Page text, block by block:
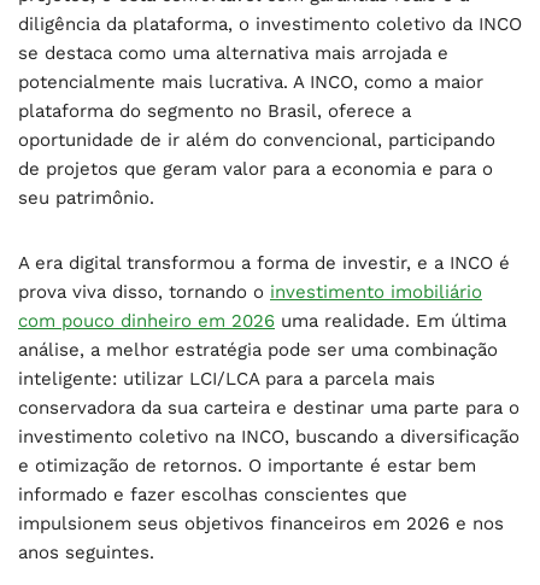
diligência da plataforma, o investimento coletivo da INCO
se destaca como uma alternativa mais arrojada e
potencialmente mais lucrativa. A INCO, como a maior
plataforma do segmento no Brasil, oferece a
oportunidade de ir além do convencional, participando
de projetos que geram valor para a economia e para o
seu patrimônio.
A era digital transformou a forma de investir, e a INCO é
prova viva disso, tornando o investimento imobiliário
com pouco dinheiro em 2026 uma realidade. Em última
análise, a melhor estratégia pode ser uma combinação
inteligente: utilizar LCI/LCA para a parcela mais
conservadora da sua carteira e destinar uma parte para o
investimento coletivo na INCO, buscando a diversificação
e otimização de retornos. O importante é estar bem
informado e fazer escolhas conscientes que
impulsionem seus objetivos financeiros em 2026 e nos
anos seguintes.